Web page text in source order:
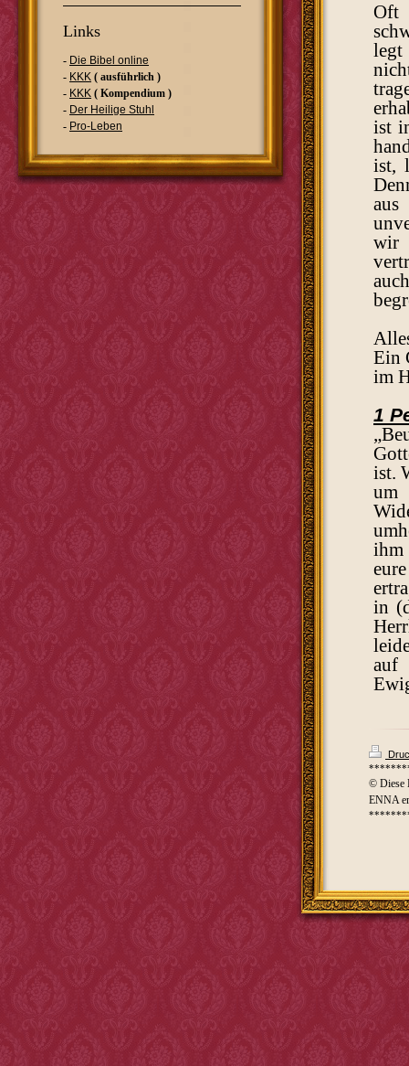
Oft
legt
ist
ist,
wir
Ein
im
1
ist.
um
ihm
in
auf
© Diese
ENNA
Links
- Die Bibel online
- KKK ( ausführlich )
- KKK ( Kompendium )
- Der Heilige Stuhl
- Pro-Leben